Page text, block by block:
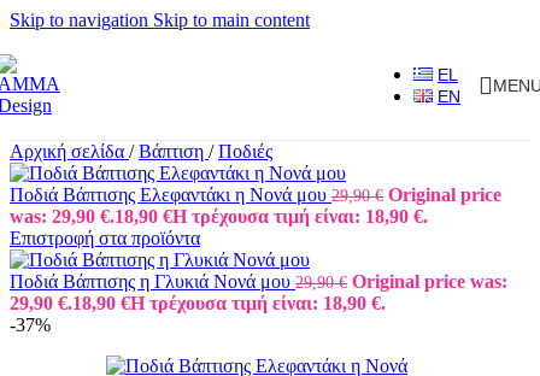
Skip to navigation Skip to main content
EL
EN
Αρχική σελίδα / Βάπτιση / Ποδιές
Ποδιά Βάπτισης Ελεφαντάκι η Νονά μου 29,90€ Original price
was: 29,90 €.18,90 €Η τρέχουσα τιμή είναι: 18,90 €.
Επιστροφή στα προϊόντα
Ποδιά Βάπτισης η Γλυκιά Νονά μου 29,90€ Original price was:
29,90 €.18,90 €Η τρέχουσα τιμή είναι: 18,90 €.
-37%